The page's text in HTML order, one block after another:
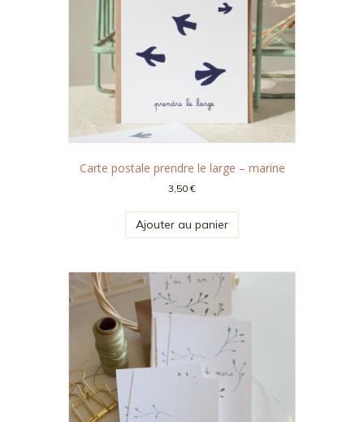
Carte postale prendre le large – marine
3,50€
Ajouter au panier